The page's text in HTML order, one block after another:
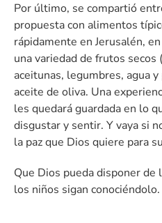
Por último, se compartió
propuesta con alimentos
rápidamente en Jerusalén,
una variedad de frutos secos
aceitunas, legumbres, agua
aceite de oliva. Una
les quedará guardada en lo
disgustar y sentir. Y vaya si
la paz que Dios quiere para
Que Dios pueda disponer de
los niños sigan conociéndolo.